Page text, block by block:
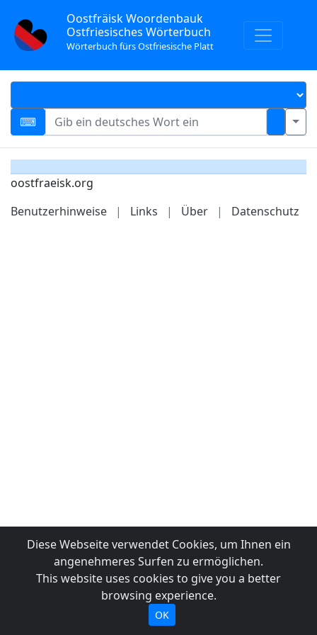
Oostfräisk Woordenbauk
Ostfriesisches Wörterbuch
Wörterbuch fürs Ostfriesische Platt
oostfraeisk.org
Benutzerhinweise
| Links | Über | Datenschutz
Diese Webseite verwendet Cookies, um Ihnen ein
angenehmeres Surfen zu ermöglichen.
This website uses cookies to give you a better
browsing experience.
OK